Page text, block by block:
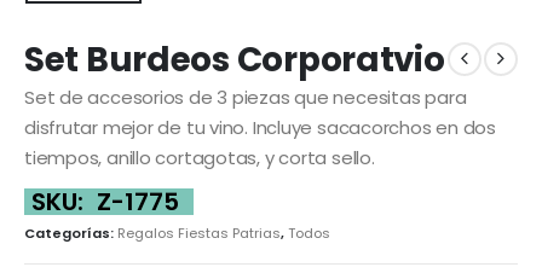
Set Burdeos Corporatvio
Set de accesorios de 3 piezas que necesitas para
disfrutar mejor de tu vino. Incluye sacacorchos en dos
tiempos, anillo cortagotas, y corta sello.
SKU: Z-1775
Categorías: Regalos Fiestas Patrias,Todos